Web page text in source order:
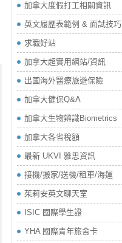
加拿大度假打工相關資訊
英文履歷表範例 & 面試技巧
求職好站
加拿大超實用網站/資訊
出國海外醫療旅遊保險
加拿大健保Q&A
加拿大生物辨識Biometrics
加拿大各省稅額
最新 UKVI 雅思資訊
接機/搬家/送機/租車/海運
茱莉安英文聊天室
ISIC 國際學生證
YHA 國際青年旅舍卡